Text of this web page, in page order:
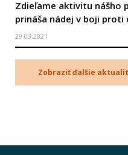
Zdieľame aktivitu nášho
prináša nádej v boji
29.03.2021
Zobraziť ďalšie